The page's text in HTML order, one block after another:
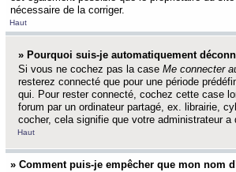
nécessaire de la corriger.
Haut
» Pourquoi suis-je automatiquement
Si vous ne cochez pas la case Me connecter
resterez connecté que pour une période
qui. Pour rester connecté, cochez cette case
forum par un ordinateur partagé, ex. librairie,
cocher, cela signifie que votre administrateur
Haut
» Comment puis-je empêcher que mon nom